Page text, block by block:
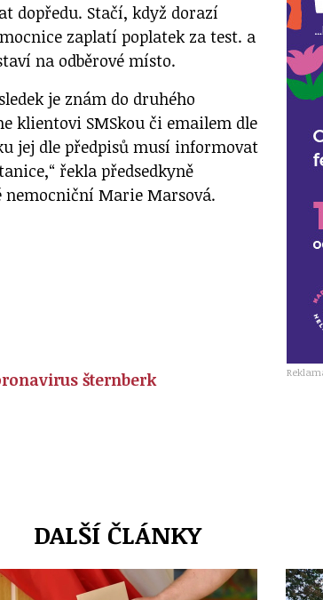
dopředu. Stačí, když dorazí
zaplatí poplatek za test. a
na odběrové místo.
je znám do druhého
klientovi SMSkou či emailem dle
jej dle předpisů musí informovat
řekla předsedkyně
nemocniční Marie Marsová.
šternberk
DALŠÍ ČLÁNKY